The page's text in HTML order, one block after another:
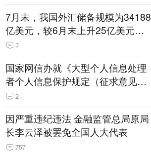
7月末，我国外汇储备规模为34188
亿美元，较6月末上升25亿美元，
升幅为0.07%
3
国家网信办就《大型个人信息处理
者个人信息保护规定（征求意见
稿）》公开征求意见
2
因严重违纪违法 金融监管总局原局
长李云泽被罢免全国人大代表
757